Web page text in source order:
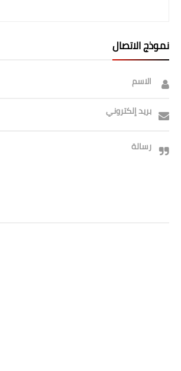
نموذج الاتصال
الاسم
بريد إلكتروني
رسالة